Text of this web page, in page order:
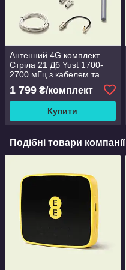
Антенний 4G комплект
Стріла 21 Дб Yust 1700-
2700 мГц з кабелем та
1 799 ₴/комплект
Купити
Подібні товари компанії